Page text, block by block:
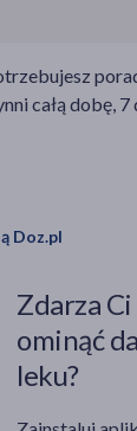
całą dobę,
Doz.pl
Zdarza Ci
ominąć
leku?